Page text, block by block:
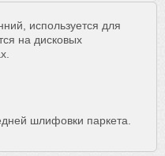
используется для
на дисковых
шлифовки паркета.